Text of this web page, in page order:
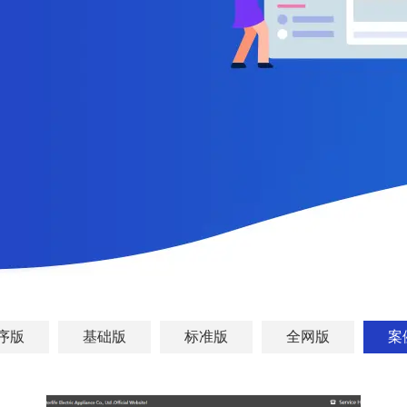
版 基础版 标准版 全网版 案